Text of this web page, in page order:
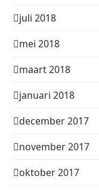
juli 2018
mei 2018
maart 2018
januari 2018
december 2017
november 2017
oktober 2017